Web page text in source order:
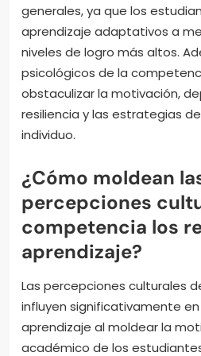
generales, ya que los
aprendizaje adaptativos a
niveles de logro más altos.
psicológicos de la
obstaculizar la motivación,
resiliencia y las estrategias
individuo.
¿Cómo moldean
percepciones
competencia los
aprendizaje?
Las percepciones culturales
influyen significativamente
aprendizaje al moldear la
académico de los